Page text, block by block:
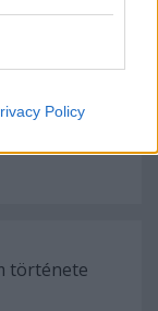
Policy
csinálják?
története